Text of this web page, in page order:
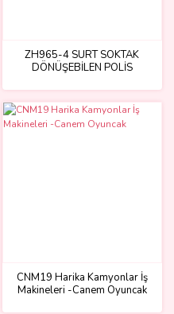
ZH965-4 SÜRT SÖKTAK
DÖNÜŞEBİLEN POLİS
CNM19 Harika Kamyonlar İş
Makineleri -Canem Oyuncak